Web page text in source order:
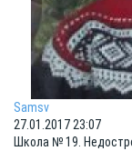
Samsv
27.01.2017 23:07
Школа № 19.